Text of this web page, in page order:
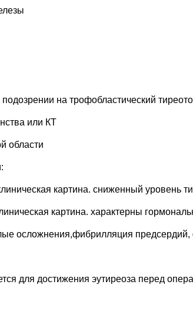
на трофобластический
или КТ
области
картина. сниженный уровень
картина. характерны
осложнения,фибрилляция предсердий,
для достижения эутиреоза перед